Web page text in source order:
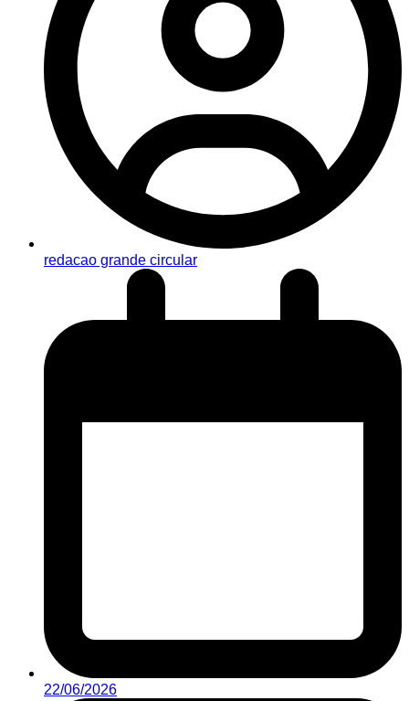
redacao grande circular
22/06/2026